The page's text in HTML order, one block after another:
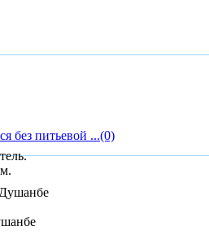
без питьевой ...(0)